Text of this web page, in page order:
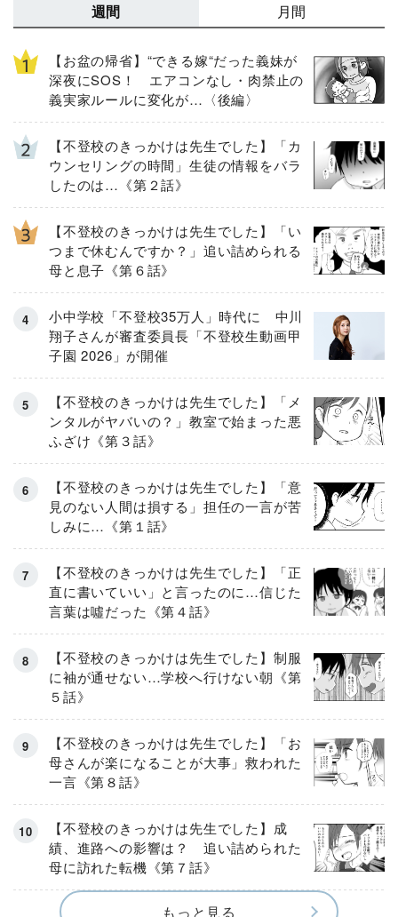
週間 月間
【お盆の帰省】“できる嫁“だった義妹が
深夜にSOS！ エアコンなし・肉禁止の
義実家ルールに変化が…〈後編〉
【不登校のきっかけは先生でした】「カ
ウンセリングの時間」生徒の情報をバラ
したのは…《第２話》
【不登校のきっかけは先生でした】「い
つまで休むんですか？」追い詰められる
母と息子《第６話》
小中学校「不登校35万人」時代に 中川
翔子さんが審査委員長「不登校生動画甲
子園 2026」が開催
【不登校のきっかけは先生でした】「メ
ンタルがヤバいの？」教室で始まった悪
ふざけ《第３話》
【不登校のきっかけは先生でした】「意
見のない人間は損する」担任の一言が苦
しみに…《第１話》
【不登校のきっかけは先生でした】「正
直に書いていい」と言ったのに…信じた
言葉は噓だった《第４話》
【不登校のきっかけは先生でした】制服
に袖が通せない…学校へ行けない朝《第
５話》
【不登校のきっかけは先生でした】「お
母さんが楽になることが大事」救われた
一言《第８話》
【不登校のきっかけは先生でした】成
績、進路への影響は？ 追い詰められた
母に訪れた転機《第７話》
もっと見る